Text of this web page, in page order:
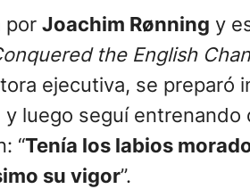
por Joachim Rønning y
the English
ejecutiva, se preparó
luego seguí
“Tenía los labios
su vigor”.